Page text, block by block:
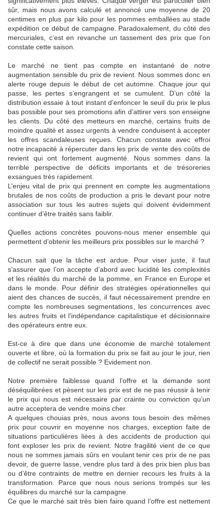
sûr, mais nous avons calculé et annoncé une moyenne de 20
centimes en plus par kilo pour les pommes emballées au stade
expédition ce début de campagne. Paradoxalement, du côté des
mercuriales, c’est en revanche un tassement des prix que l’on
constate cette saison.
Le marché ne tient pas compte en instantané de notre
augmentation sensible du prix de revient. Nous sommes donc en
alerte rouge depuis le début de cet automne. Chaque jour qui
passe, les pertes s’engrangent et se cumulent. D’un côté la
distribution essaie à tout instant d’enfoncer le seuil du prix le plus
bas possible pour ses promotions afin d’attirer vers son enseigne
les clients. Du côté des metteurs en marché, certains fruits de
moindre qualité et assez urgents à vendre conduisent à accepter
les offres scandaleuses reçues. Chacun constate avec effroi
notre incapacité à répercuter dans les prix de vente des coûts de
revient qui ont fortement augmenté. Nous sommes dans la
terrible perspective de déficits importants et de trésoreries
exsangues très rapidement.
L’enjeu vital de prix qui prennent en compte les augmentations
brutales de nos coûts de production a pris le devant pour notre
association sur tous les autres sujets qui doivent évidemment
continuer d’être traités sans faiblir.
Quelles actions concrètes pouvons-nous mener ensemble qui
permettent d’obtenir les meilleurs prix possibles sur le marché ?
Chacun sait que la tâche est ardue. Pour viser juste, il faut
s’assurer que l’on accepte d’abord avec lucidité les complexités
et les réalités du marché de la pomme, en France en Europe et
dans le monde. Pour définir des stratégies opérationnelles qui
aient des chances de succès, il faut nécessairement prendre en
compte les nombreuses segmentations, les concurrences avec
les autres fruits et l’indépendance capitalistique et décisionnaire
des opérateurs entre eux.
Est-ce à dire que dans une économie de marché totalement
ouverte et libre, où la formation du prix se fait au jour le jour, rien
de collectif ne serait possible ? Evidement non.
Notre première faiblesse quand l’offre et la demande sont
déséquilibrées et pèsent sur les prix est de ne pas réussir à tenir
le prix qui nous est nécessaire par crainte ou conviction qu’un
autre acceptera de vendre moins cher.
A quelques chouias près, nous avons tous besoin des mêmes
prix pour couvrir en moyenne nos charges, exception faite de
situations particulières liées à des accidents de production qui
font exploser les prix de revient. Notre fragilité vient de ce que
nous ne sommes jamais sûrs en voulant tenir ces prix de ne pas
devoir, de guerre lasse, vendre plus tard à des prix bien plus bas
ou d’être contraints de mettre en dernier recours les fruits à la
transformation. Parce que nous nous serions trompés sur les
équilibres du marché sur la campagne.
Ce que le marché sait très bien faire quand l’offre est nettement